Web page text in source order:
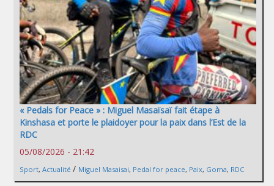
« Pedals for Peace » : Miguel Masaïsaï fait étape à
Kinshasa et porte le plaidoyer pour la paix dans l’Est de la
RDC
05/08/2026 - 21:42
Sport, Actualité / Miguel Masaisai, Pedal for peace, Paix, Goma, RDC